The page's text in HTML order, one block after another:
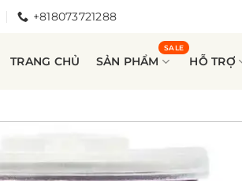
+818073721288
TRANG CHỦ SẢN PHẨM HỖ TRỢ